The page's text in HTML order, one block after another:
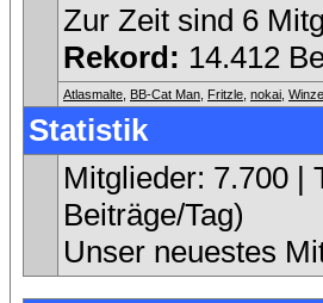
Zur Zeit sind 6
Rekord: 14.412
Atlasmalte BB-Cat Man Fritzle nokai
Statistik
Mitglieder: 7.700 |
Beiträge/Tag)
Unser neuestes